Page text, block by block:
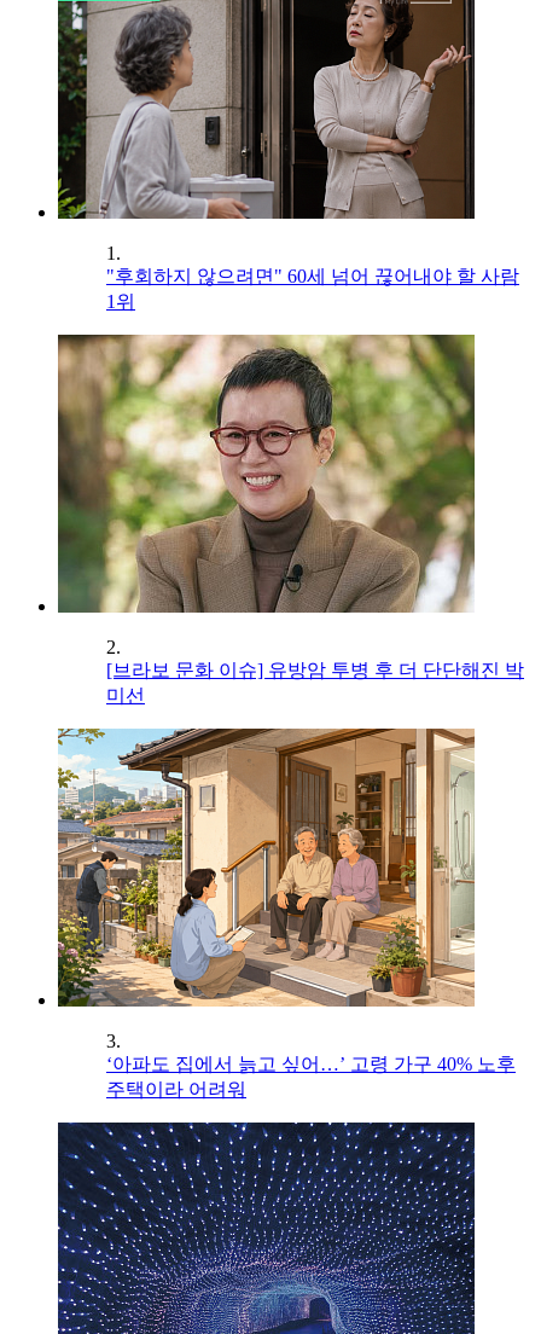
1.
"후회하지 않으려면" 60세 넘어 끊어내야 할 사람
1위
2.
[브라보 문화 이슈] 유방암 투병 후 더 단단해진 박
미선
3.
‘아파도 집에서 늙고 싶어…’ 고령 가구 40% 노후
주택이라 어려워